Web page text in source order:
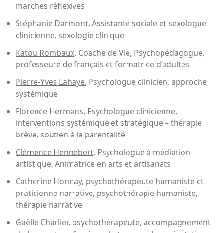
marches réflexives
Stéphanie Darmont, Assistante sociale et sexologue
clinicienne, sexologie clinique
Katou Rombaux, Coache de Vie, Psychopédagogue,
professeure de français et formatrice d’adultes
Pierre-Yves Lahaye, Psychologue clinicien, approche
systémique
Florence Hermans, Psychologue clinicienne,
interventions systémique et stratégique – thérapie
brève, soutien à la parentalité
Clémence Hennebert, Psychologue à médiation
artistique, Animatrice en arts et artisanats
Catherine Honnay, psychothérapeute humaniste et
praticienne narrative, psychothérapie humaniste,
thérapie narrative
Gaëlle Charlier, psychothérapeute, accompagnement